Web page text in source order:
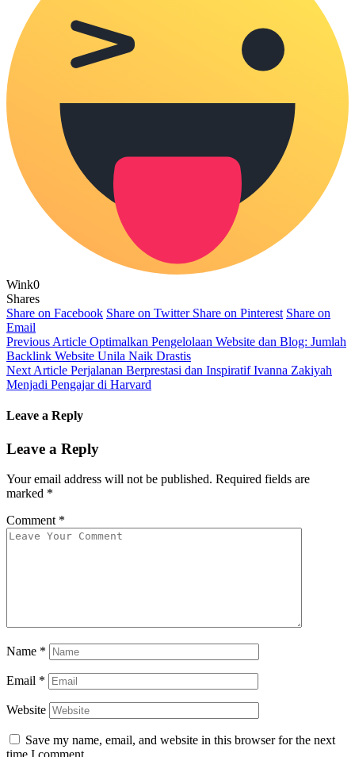
Wink0
Shares
Share on Facebook Share on Twitter Share on Pinterest Share on
Email
Previous Article Optimalkan Pengelolaan Website dan Blog: Jumlah
Backlink Website Unila Naik Drastis
Next Article Perjalanan Berprestasi dan Inspiratif Ivanna Zakiyah
Menjadi Pengajar di Harvard
Leave a Reply
Leave a Reply
Your email address will not be published. Required fields are
marked *
Comment *
Name *
Email *
Website
Save my name, email, and website in this browser for the next